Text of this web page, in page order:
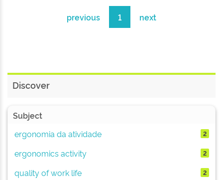
previous 1 next
Discover
Subject
ergonomia da atividade
2
ergonomics activity 2
quality of work life 2